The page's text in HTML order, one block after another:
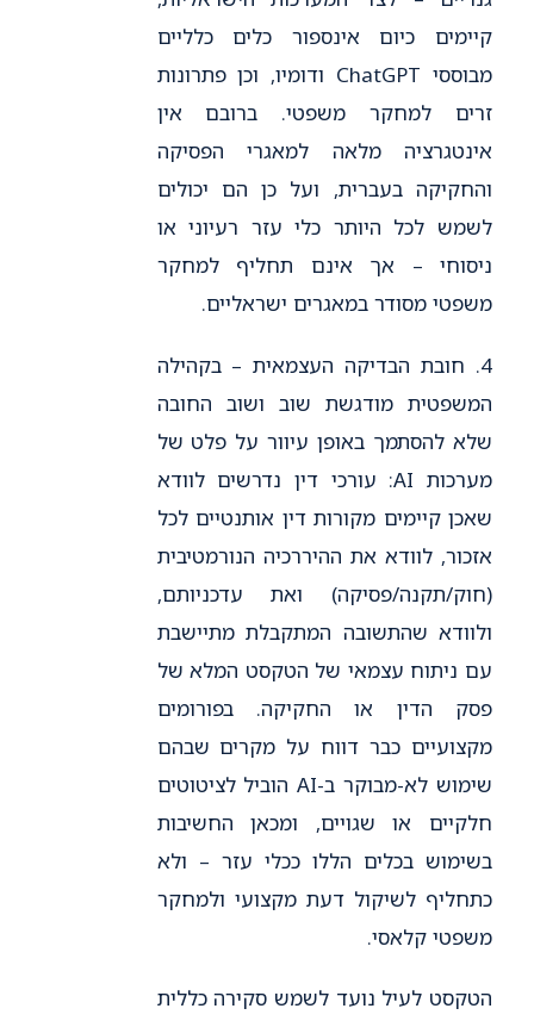
קיימים כיום אינספור כלים כלליים
מבוססי ChatGPT ודומיו, וכן פתרונות
זרים למחקר משפטי. ברובם אין
אינטגרציה מלאה למאגרי הפסיקה
והחקיקה בעברית, ועל כן הם יכולים
לשמש לכל היותר כלי עזר רעיוני או
ניסוחי – אך אינם תחליף למחקר
משפטי מסודר במאגרים ישראליים.
4. חובת הבדיקה העצמאית – בקהילה
המשפטית מודגשת שוב ושוב החובה
שלא להסתמך באופן עיוור על פלט של
מערכות AI: עורכי דין נדרשים לוודא
שאכן קיימים מקורות דין אותנטיים לכל
אזכור, לוודא את ההיררכיה הנורמטיבית
(חוק/תקנה/פסיקה) ואת עדכניותם,
ולוודא שהתשובה המתקבלת מתיישבת
עם ניתוח עצמאי של הטקסט המלא של
פסק הדין או החקיקה. בפורומים
מקצועיים כבר דווח על מקרים שבהם
שימוש לא-מבוקר ב-AI הוביל לציטוטים
חלקיים או שגויים, ומכאן החשיבות
בשימוש בכלים הללו ככלי עזר – ולא
כתחליף לשיקול דעת מקצועי ולמחקר
משפטי קלאסי.
הטקסט לעיל נועד לשמש סקירה כללית